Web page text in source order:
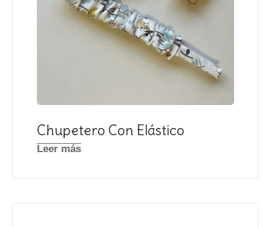
Chupetero Con Elástico
Leer más